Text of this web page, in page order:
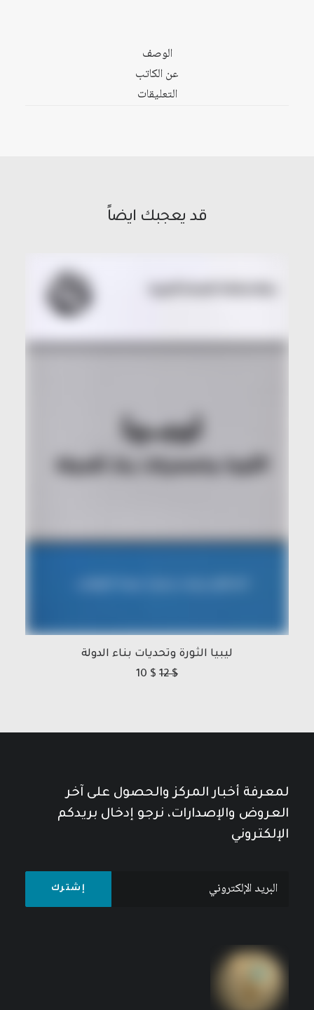
الوصف
عن الكاتب
التعليقات
قد يعجبك ايضاً
ليبيا الثورة وتحديات بناء الدولة
12$
10 $
لمعرفة أخبار المركز والحصول على آخر
العروض والإصدارات، نرجو إدخال بريدكم
الإلكتروني